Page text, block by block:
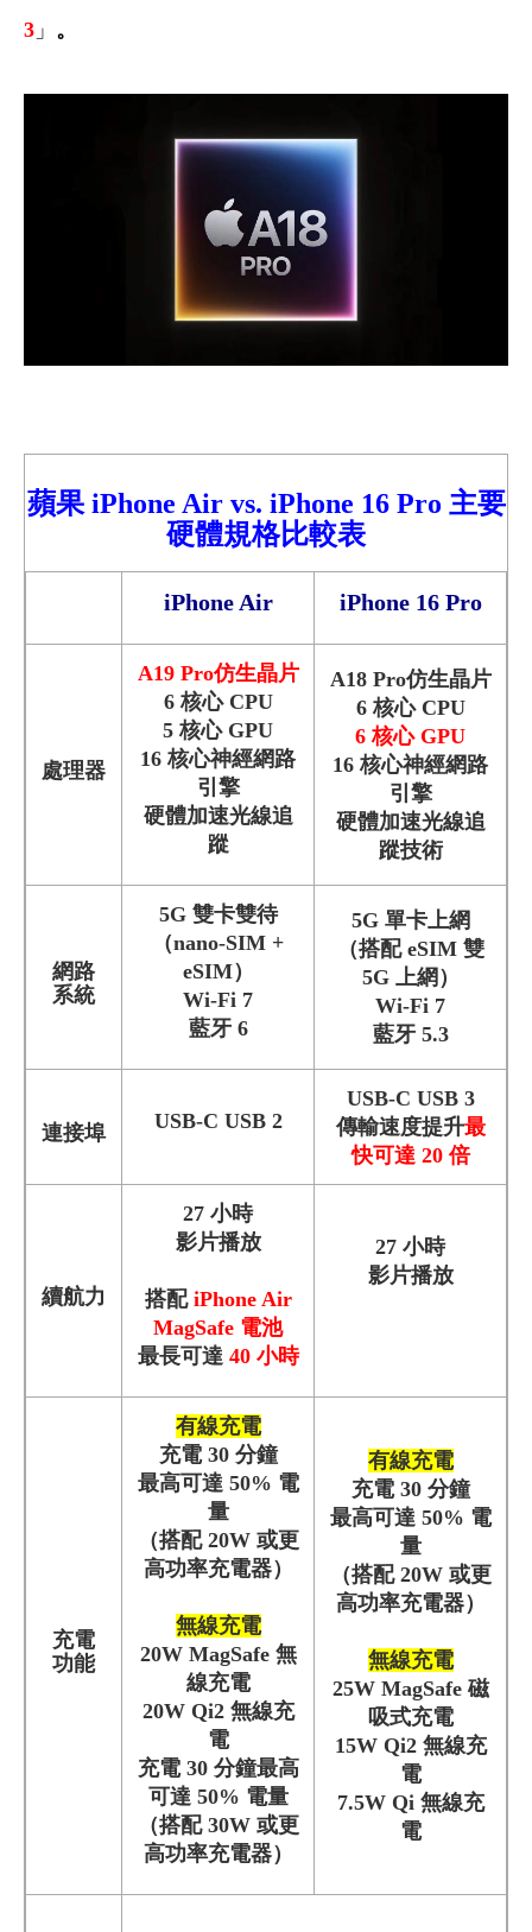
3 」 。
蘋果 iPhone Air vs. iPhone 16Pro 主要
硬體規格比較表
iPhone Air iPhone 16Pro
處理器
A19 Pro仿生晶片
6 核心 CPU
5 核心 GPU
16 核心神經網路
引擎
硬體加速光線追
蹤
A18 Pro仿生晶片
6 核心 CPU
6 核心 GPU
16 核心神經網路
引擎
硬體加速光線追
蹤技術
網路
系統
5G 雙卡雙待
（nano‑SIM +
eSIM）
Wi-Fi 7
藍牙 6
5G 單卡上網
（搭配 eSIM 雙
5G 上網）
Wi-Fi 7
藍牙 5.3
連接埠 USB-C USB 2
USB-C USB 3
傳輸速度提升最
快可達 20 倍
續航力
27 小時
影片播放
搭配iPhone Air
MagSafe 電池
最長可達40 小時
27 小時
影片播放
充電
功能
有線充電
充電 30 分鐘
最高可達 50% 電
量
（搭配 20W 或更
高功率充電器）
無線充電
20W MagSafe 無
線充電
20W Qi2 無線充
電
充電 30 分鐘最高
可達 50% 電量
（搭配 30W 或更
高功率充電器）
有線充電
充電 30 分鐘
最高可達 50% 電
量
（搭配 20W 或更
高功率充電器）
無線充電
25W MagSafe 磁
吸式充電
15W Qi2 無線充
電
7.5W Qi 無線充
電